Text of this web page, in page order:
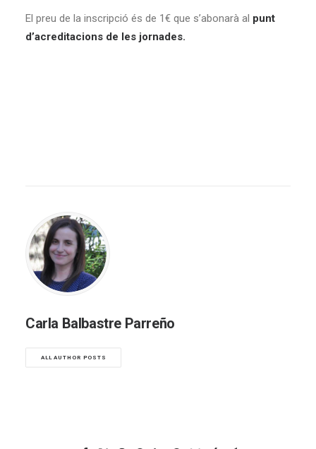
El preu de la inscripció és de 1€ que s’abonarà al punt
d’acreditacions de les jornades.
Carla Balbastre Parreño
ALL AUTHOR POSTS